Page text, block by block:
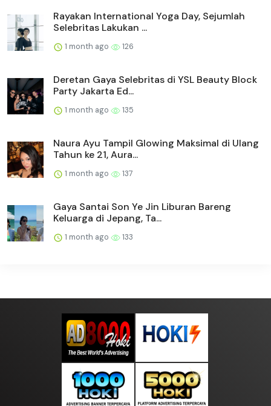
Rayakan International Yoga Day, Sejumlah
Selebritas Lakukan ...
1 month ago 126
Deretan Gaya Selebritas di YSL Beauty Block
Party Jakarta Ed...
1 month ago 135
Naura Ayu Tampil Glowing Maksimal di Ulang
Tahun ke 21, Aura...
1 month ago 137
Gaya Santai Son Ye Jin Liburan Bareng
Keluarga di Jepang, Ta...
1 month ago 133